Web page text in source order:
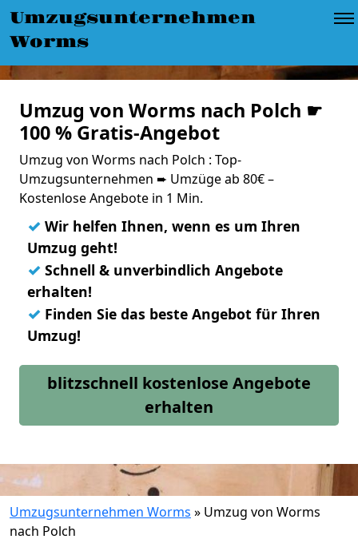
Umzugsunternehmen
Worms
Umzug von Worms nach Polch ☛
100 % Gratis-Angebot
Umzug von Worms nach Polch : Top-
Umzugsunternehmen ➨ Umzüge ab 80€ –
Kostenlose Angebote in 1 Min.
✓ Wir helfen Ihnen, wenn es um Ihren
Umzug geht!
✓ Schnell & unverbindlich Angebote
erhalten!
✓ Finden Sie das beste Angebot für Ihren
Umzug!
blitzschnell kostenlose Angebote
erhalten
Umzugsunternehmen Worms » Umzug von Worms
nach Polch